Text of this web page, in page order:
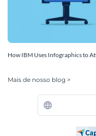
How IBM Uses Infographics to
Mais de nosso blog >